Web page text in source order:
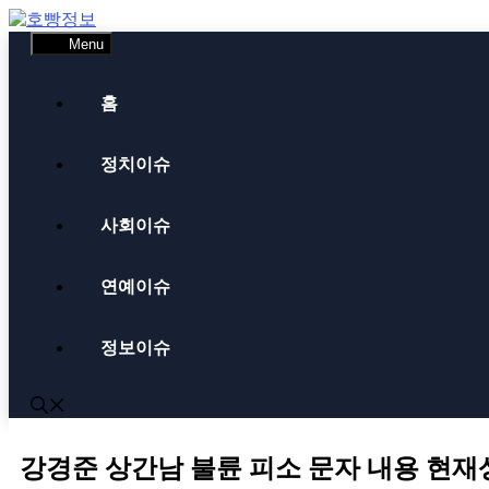
Skip
to
content
Menu
홈
정치이슈
사회이슈
연예이슈
정보이슈
강경준 상간남 불륜 피소 문자 내용 현재